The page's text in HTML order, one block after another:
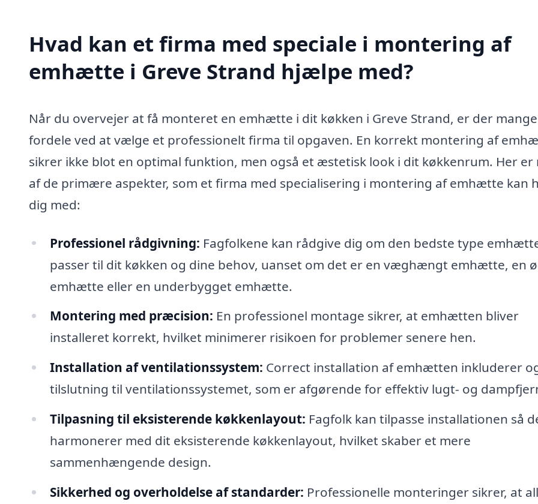
Hvad kan et firma med speciale i montering af
emhætte i Greve Strand hjælpe med?
Når du overvejer at få monteret en emhætte i dit køkken i Greve Strand, er der mange
fordele ved at vælge et professionelt firma til opgaven. En korrekt montering af
sikrer ikke blot en optimal funktion, men også et æstetisk look i dit køkkenrum. Her er
af de primære aspekter, som et firma med specialisering i montering af emhætte kan
dig med:
Professionel rådgivning: Fagfolkene kan rådgive dig om den bedste type
passer til dit køkken og dine behov, uanset om det er en væghængt emhætte, en
emhætte eller en underbygget emhætte.
Montering med præcision: En professionel montage sikrer, at emhætten bliver
installeret korrekt, hvilket minimerer risikoen for problemer senere hen.
Installation af ventilationssystem: Correct installation af emhætten inkluderer
tilslutning til ventilationssystemet, som er afgørende for effektiv lugt- og
Tilpasning til eksisterende køkkenlayout: Fagfolk kan tilpasse installationen så
harmonerer med dit eksisterende køkkenlayout, hvilket skaber et mere
sammenhængende design.
Sikkerhed og overholdelse af standarder: Professionelle monteringer sikrer, at